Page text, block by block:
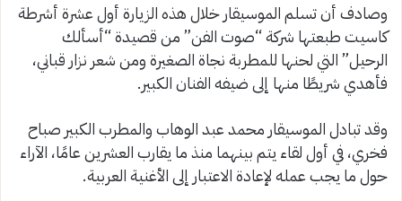
وصادف أن تسلم الموسيقار خلال هذه الزيارة أول عشرة أشرطة
كاسيت طبعتها شركة “صوت الفن” من قصيدة “أسألك
الرحيل” التي لحنها للمطربة نجاة الصغيرة ومن شعر نزار قباني،
فأهدي شريطًا منها إلى ضيفه الفنان الكبير.
وقد تبادل الموسيقار محمد عبد الوهاب والمطرب الكبير صباح
فخري، في أول لقاء يتم بينهما منذ ما يقارب العشرين عامًا، الآراء
حول ما يجب عمله لإعادة الاعتبار إلى الأغنية العربية.